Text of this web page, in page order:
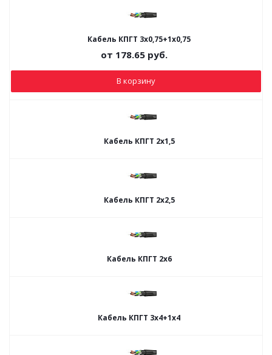
Кабель КПГТ 3х0,75+1х0,75
от 178.65руб.
В корзину
Кабель КПГТ 2х1,5
Кабель КПГТ 2х2,5
Кабель КПГТ 2х6
Кабель КПГТ 3х4+1х4